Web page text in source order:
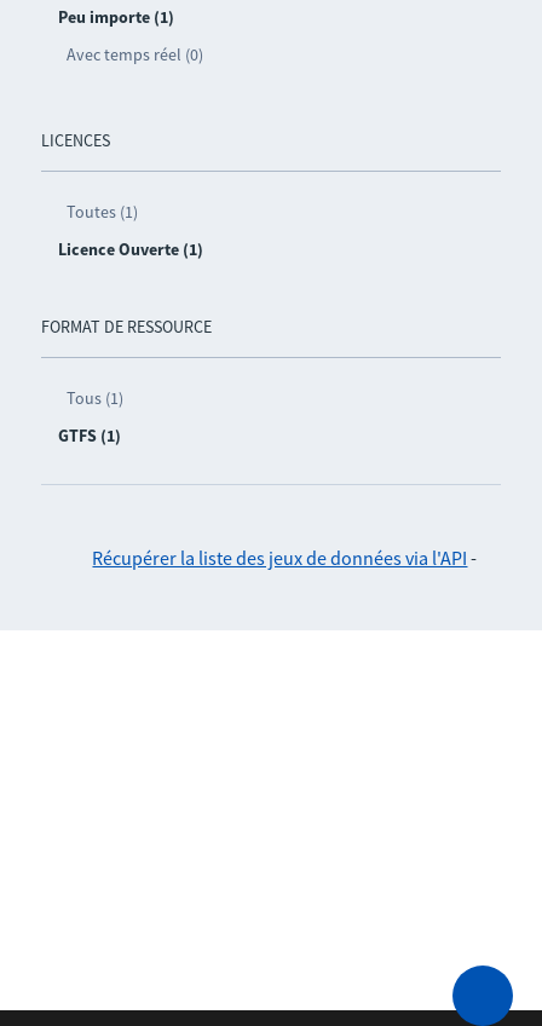
Peu importe (1)
Avec temps réel (0)
LICENCES
Toutes (1)
Licence Ouverte (1)
FORMAT DE RESSOURCE
Tous (1)
GTFS (1)
Récupérer la liste des jeux de données via l'API -